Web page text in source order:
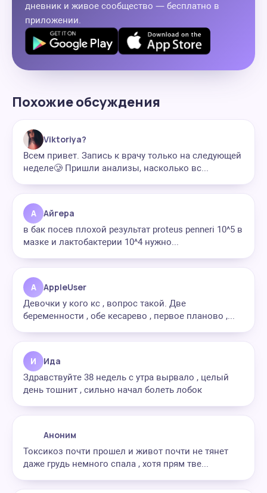
дневник и живое сообщество — бесплатно в
приложении.
Похожие обсуждения
Viktoriya?
Всем привет. Запись к врачу только на следующей
неделе🥲 Пришли анализы, насколько вс...
А Айгера
в бак посев плохой результат proteus penneri 10^5 в
мазке и лактобактерии 10^4 нужно...
A AppleUser
Девочки у кого кс , вопрос такой. Две
беременности , обе кесарево , первое планово ,...
И Ида
Здравствуйте 38 недель с утра вырвало , целый
день тошнит , сильно начал болеть лобок
Аноним
Токсикоз почти прошел и живот почти не тянет
даже грудь немного спала , хотя прям тве...